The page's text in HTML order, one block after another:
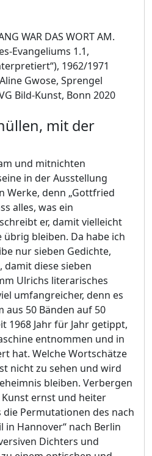
WAR DAS WORT AM.
Evangeliums 1.1,
1962/1971
Gwose, Sprengel
Bild-Kunst, Bonn 2020
mit der
und mitnichten
in der Ausstellung
Werke, denn „Gottfried
alles, was ein
er, damit vielleicht
bleiben. Da habe ich
nur sieben Gedichte,
damit diese sieben
Ulrichs literarisches
umfangreicher, denn es
50 Bänden auf 50
1968 Jahr für Jahr getippt,
entnommen und in
hat. Welche Wortschätze
nicht zu sehen und wird
bleiben. Verbergen
ernst und heiter
die Permutationen des nach
in Hannover“ nach Berlin
Dichters und